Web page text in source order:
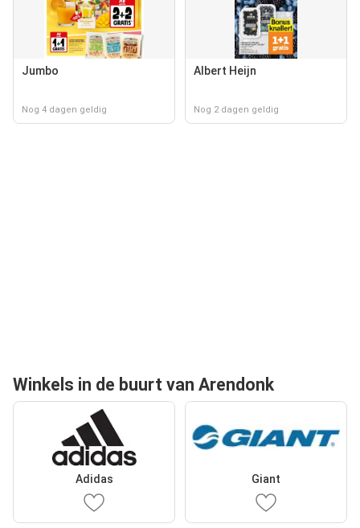
Jumbo
Nog 4 dagen geldig
Albert Heijn
Nog 2 dagen geldig
Winkels in de buurt van Arendonk
Adidas Giant